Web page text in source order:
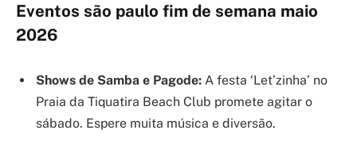
Eventos são paulo fim de semana maio
2026
Shows de Samba e Pagode: A festa ‘Let’zinha’ no
Praia da Tiquatira Beach Club promete agitar o
sábado. Espere muita música e diversão.